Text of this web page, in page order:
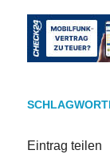
Eintrag teilen